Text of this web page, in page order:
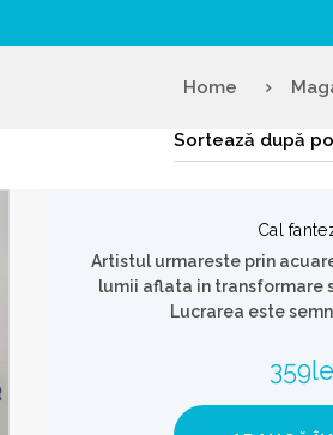
Home
Cal
Artistul urmareste prin
lumii aflata in transformare
Lucrarea este
359